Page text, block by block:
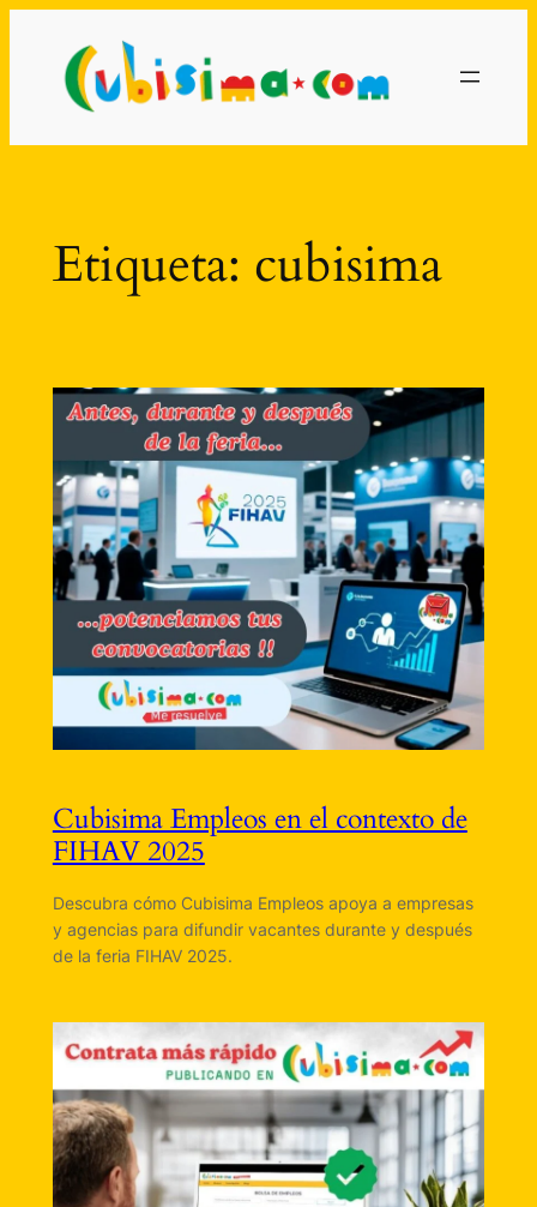
contenido
Etiqueta: cubisima
Cubisima Empleos en el contexto de
FIHAV 2025
Descubra cómo Cubisima Empleos apoya a empresas
y agencias para difundir vacantes durante y después
de la feria FIHAV 2025.